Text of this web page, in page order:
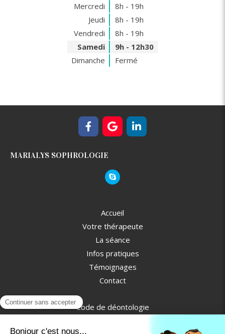
Mercredi
8h - 19h
Jeudi
8h - 19h
Vendredi
8h - 19h
Samedi
9h - 12h30
Dimanche
Fermé
MARIALYS SOPHROLOGIE
Accueil
Votre thérapeute
La séance
Infos pratiques
Témoignages
Contact
Code de déontologie